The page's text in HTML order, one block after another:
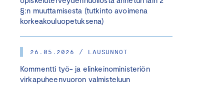
§:n muuttamisesta (tutkinto avoimena
korkeakouluopetuksena)
26.05.2026 / LAUSUNNOT
Kommentti työ- ja elinkeinoministeriön
virkapuheenvuoron valmisteluun